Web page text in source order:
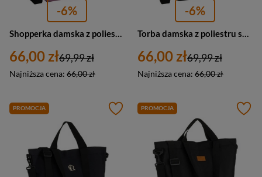
-6%
Shopperka damska z poliestru trapezowa Rovicky R-TZ15605-ZJ duża A4 fioletowa
66,00 zł
Najniższa cena: 66,00 zł
69,99 zł
-6%
Torba damska z poliestru shopper A4 Peterson TZ15605D duża czarna
66,00 zł
Najniższa cena: 66,00 zł
69,99 zł
PROMOCJA PROMOCJA